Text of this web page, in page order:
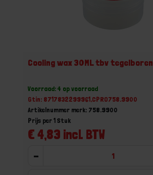
Cooling wax 30ML tbv tegelboren
Voorraad: 4 op voorraad
Gtin: 8717832299961,CPRO758.9900
Artikelnummer merk: 758.9900
€ 4,83 incl. BTW
Prijs per 1 Stuk
-